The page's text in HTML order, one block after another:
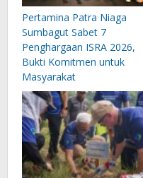
Pertamina Patra Niaga
Sumbagut Sabet 7
Penghargaan ISRA 2026,
Bukti Komitmen untuk
Masyarakat